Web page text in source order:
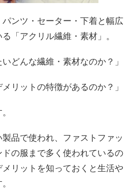
ンツ・セーター・下着と幅広
「アクリル繊維・素材」。
どんな繊維・素材なのか？」
リットの特徴があるのか？」
品で使われ、ファストファッ
の服まで多く使われているの
リットを知っておくと生活や